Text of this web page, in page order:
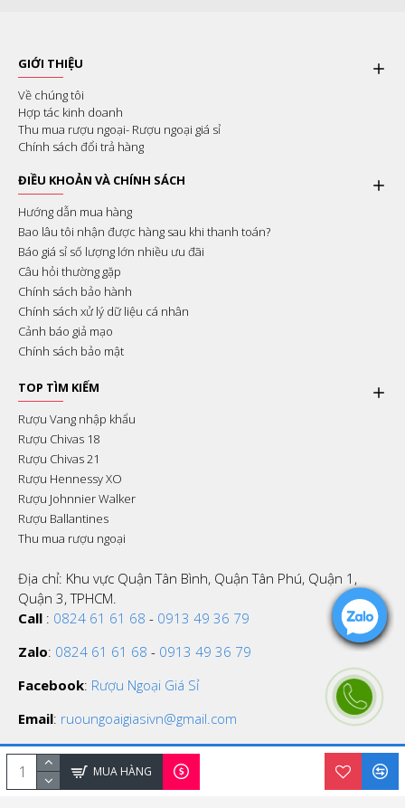
MUA HÀNG
GIỚI THIỆU
Về chúng tôi
Hợp tác kinh doanh
Thu mua rượu ngoại- Rượu ngoại giá sỉ
Chính sách đổi trả hàng
ĐIỀU KHOẢN VÀ CHÍNH SÁCH
Hướng dẫn mua hàng
Bao lâu tôi nhận được hàng sau khi thanh toán?
Báo giá sỉ số lượng lớn nhiều ưu đãi
Câu hỏi thường gặp
Chính sách bảo hành
Chính sách xử lý dữ liệu cá nhân
Cảnh báo giả mạo
Chính sách bảo mật
TOP TÌM KIẾM
Rượu Vang nhập khẩu
Rượu Chivas 18
Rượu Chivas 21
Rượu Hennessy XO
Rượu Johnnier Walker
Rượu Ballantines
Thu mua rượu ngoại
Địa chỉ: Khu vực Quận Tân Bình, Quận Tân Phú, Quận 1,
Quận 3, TPHCM.
Call : 0824 61 61 68 - 0913 49 36 79
Zalo: 0824 61 61 68 - 0913 49 36 79
Facebook: Rượu Ngoại Giá Sỉ
Email: ruoungoaigiasivn@gmail.com